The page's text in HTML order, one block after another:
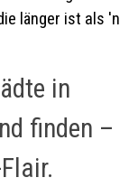
länger ist als 'n
in
finden –